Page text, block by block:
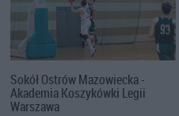
Sokół Ostrów Mazowiecka -
Akademia Koszykówki Legii
Warszawa